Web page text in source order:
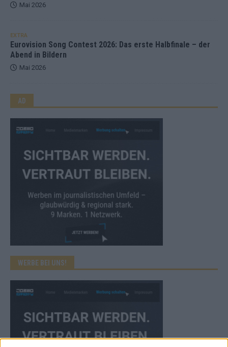
Mai 2026
EXTRA
Eurovision Song Contest 2026: Das erste Halbfinale – der
Abend in Bildern
Mai 2026
AD
WERBE BEI UNS!